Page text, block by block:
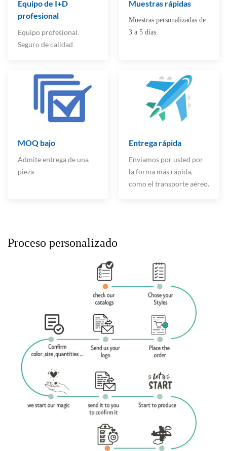
Equipo de I+D
profesional
Equipo profesional.
Seguro de calidad
Muestras rápidas
Muestras personalizadas de
3 a 5 días.
MOQ bajo
Admite entrega de una
pieza
Entrega rápida
Enviamos por usted por
la forma más rápida,
como el transporte aéreo.
Proceso personalizado